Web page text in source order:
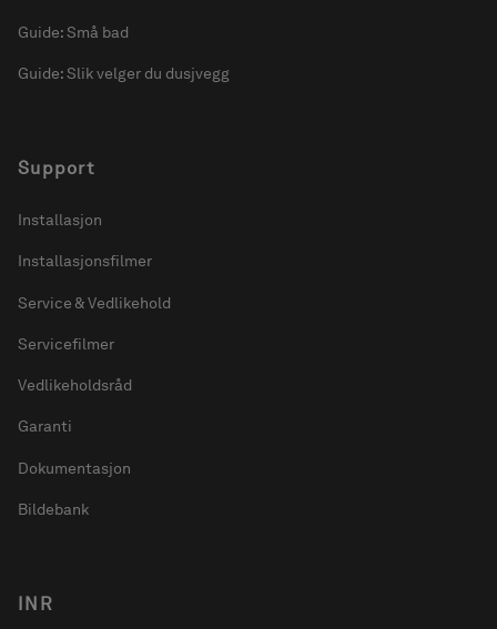
Guide: Små bad
Guide: Slik velger du dusjvegg
Support
Installasjon
Installasjonsfilmer
Service & Vedlikehold
Servicefilmer
Vedlikeholdsråd
Garanti
Dokumentasjon
Bildebank
INR